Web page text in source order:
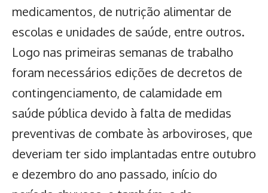
medicamentos, de nutrição alimentar de
escolas e unidades de saúde, entre outros.
Logo nas primeiras semanas de trabalho
foram necessários edições de decretos de
contingenciamento, de calamidade em
saúde pública devido à falta de medidas
preventivas de combate às arboviroses, que
deveriam ter sido implantadas entre outubro
e dezembro do ano passado, início do